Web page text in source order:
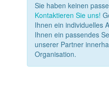
Sie haben keinen
Kontaktieren Sie uns!
Ihnen ein individuelles
Ihnen ein passendes
unserer Partner
Organisation.